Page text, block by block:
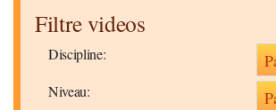
Filtre videos
Discipline:
Niveau: